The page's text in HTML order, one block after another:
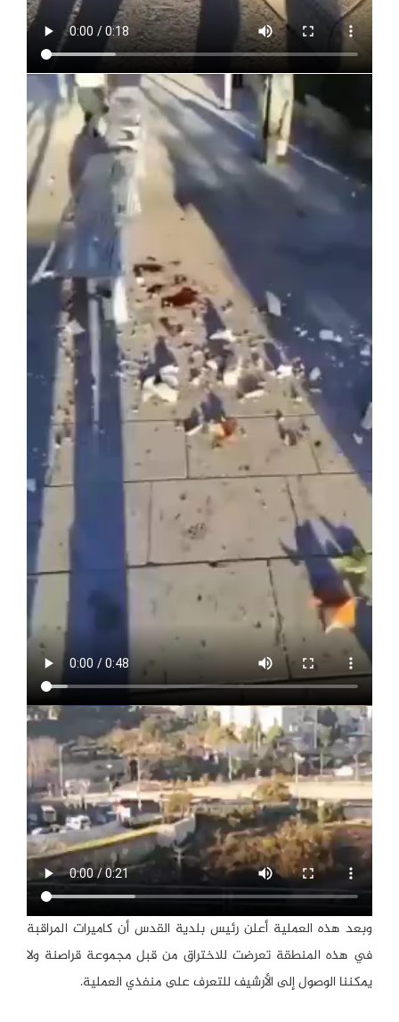
وبعد هذه العملية أعلن رئيس بلدية القدس أن كاميرات المراقبة
في هذه المنطقة تعرضت للاختراق من قبل مجموعة قراصنة ولا
يمكننا الوصول إلى الأرشيف للتعرف على منفذي العملية.